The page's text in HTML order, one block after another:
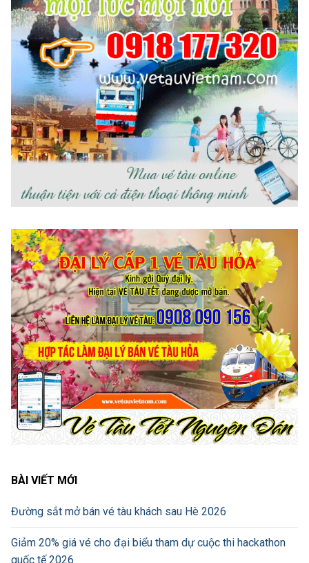
BÀI VIẾT MỚI
Đường sắt mở bán vé tàu khách sau Hè 2026
Giảm 20% giá vé cho đại biểu tham dự cuộc thi hackathon
quốc tế 2026